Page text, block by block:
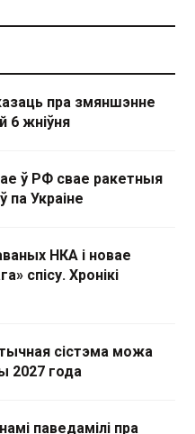
пра змяншэнне
6 жніўня
ў РФ свае ракетныя
па Украіне
НКА і новае
спісу. Хронікі
сістэма можа
2027 года
паведамілі пра